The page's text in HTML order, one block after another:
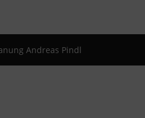
Andreas Pindl